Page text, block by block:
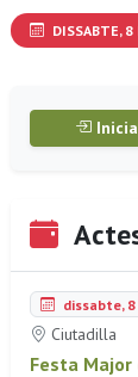
DISSABTE,
dissabte,
Ciutadilla
Festa